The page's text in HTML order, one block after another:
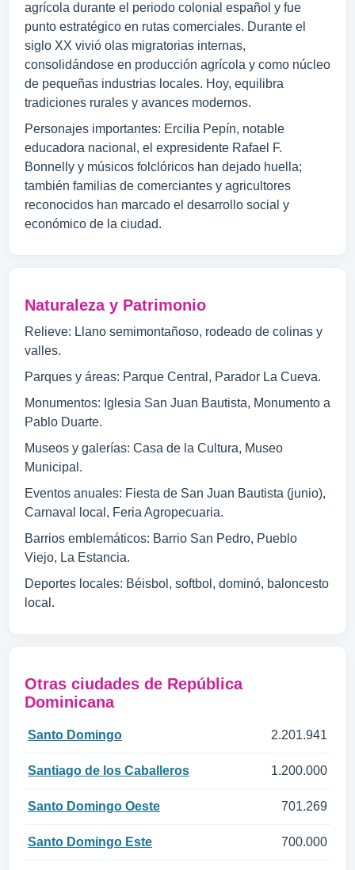
agrícola durante el periodo colonial español y fue
punto estratégico en rutas comerciales. Durante el
siglo XX vivió olas migratorias internas,
consolidándose en producción agrícola y como núcleo
de pequeñas industrias locales. Hoy, equilibra
tradiciones rurales y avances modernos.
Personajes importantes: Ercilia Pepín, notable
educadora nacional, el expresidente Rafael F.
Bonnelly y músicos folclóricos han dejado huella;
también familias de comerciantes y agricultores
reconocidos han marcado el desarrollo social y
económico de la ciudad.
Naturaleza y Patrimonio
Relieve: Llano semimontañoso, rodeado de colinas y
valles.
Parques y áreas: Parque Central, Parador La Cueva.
Monumentos: Iglesia San Juan Bautista, Monumento a
Pablo Duarte.
Museos y galerías: Casa de la Cultura, Museo
Municipal.
Eventos anuales: Fiesta de San Juan Bautista (junio),
Carnaval local, Feria Agropecuaria.
Barrios emblemáticos: Barrio San Pedro, Pueblo
Viejo, La Estancia.
Deportes locales: Béisbol, softbol, dominó, baloncesto
local.
Otras ciudades de República
Dominicana
Santo Domingo 2.201.941
Santiago de los Caballeros 1.200.000
Santo Domingo Oeste 701.269
Santo Domingo Este 700.000